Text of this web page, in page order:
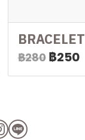
BRACELET
฿280 ฿250